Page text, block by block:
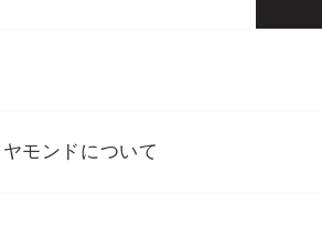
モンドについて